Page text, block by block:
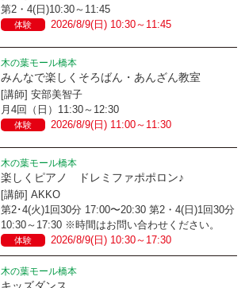
第2・4(日)10:30～11:45
体験 2026/8/9(日) 10:30～11:45
木の葉モール橋本
みんなで楽しくそろばん・あんざん教室
[講師] 安部美智子
月4回（日）11:30～12:30
体験 2026/8/9(日) 11:00～11:30
木の葉モール橋本
楽しくピアノ ドレミファポポロン♪
[講師] AKKO
第2･4(火)1回30分 17:00〜20:30 第2・4(日)1回30分
10:30～17:30 ※時間はお問い合わせください。
体験 2026/8/9(日) 10:30～17:30
木の葉モール橋本
キッズダンス